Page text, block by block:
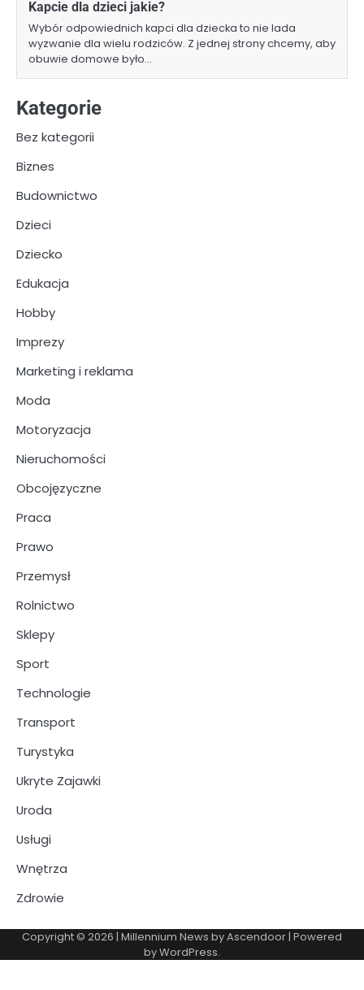
Kapcie dla dzieci jakie?
Wybór odpowiednich kapci dla dziecka to nie lada
wyzwanie dla wielu rodziców. Z jednej strony chcemy, aby
obuwie domowe było…
Kategorie
Bez kategorii
Biznes
Budownictwo
Dzieci
Dziecko
Edukacja
Hobby
Imprezy
Marketing i reklama
Moda
Motoryzacja
Nieruchomości
Obcojęzyczne
Praca
Prawo
Przemysł
Rolnictwo
Sklepy
Sport
Technologie
Transport
Turystyka
Ukryte Zajawki
Uroda
Usługi
Wnętrza
Zdrowie
Copyright © 2026 | Millennium News byAscendoor| Powered
byWordPress.